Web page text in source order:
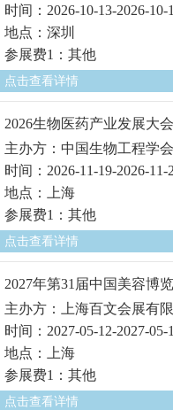
时间：2026-10-13-2026-10-
地点：深圳
参展费1：其他
点击查看详情
2026生物医药产业发展大会
主办方：中国生物工程学
时间：2026-11-19-2026-11-
地点：上海
参展费1：其他
点击查看详情
2027年第31届中国美容博
主办方：上海百文会展有
时间：2027-05-12-2027-05-
地点：上海
参展费1：其他
点击查看详情